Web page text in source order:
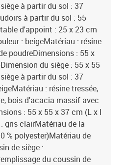
à partir du sol : 37
à partir du sol : 55
d'appoint : 25 x 23 cm
: beigeMatériau : résine
poudreDimensions : 55 x
du siège : 55 x 55
à partir du sol : 37
: résine tressée,
bois d'acacia massif avec
: 55 x 55 x 37 cm (L x l
gris clairMatériau de la
% polyester)Matériau de
de siège :
du coussin de